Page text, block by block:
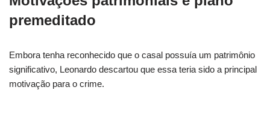
premeditado
Embora tenha reconhecido que o casal possuía um patrimônio
significativo, Leonardo descartou que essa teria sido a principal
motivação para o crime.